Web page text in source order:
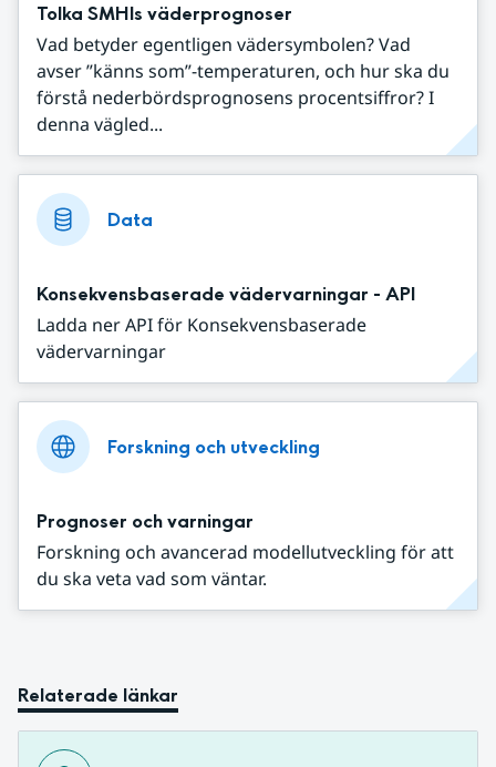
Tolka SMHIs väderprognoser
Vad betyder egentligen vädersymbolen? Vad
avser ”känns som”-temperaturen, och hur ska du
förstå nederbördsprognosens procentsiffror? I
denna vägled...
Data
Konsekvensbaserade vädervarningar - API
Ladda ner API för Konsekvensbaserade
vädervarningar
Forskning och utveckling
Prognoser och varningar
Forskning och avancerad modellutveckling för att
du ska veta vad som väntar.
Relaterade länkar